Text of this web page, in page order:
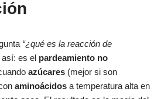
“¿qué es la reacción de
es el pardeamiento no
azúcares (mejor si son
aminoácidos a temperatura alta en